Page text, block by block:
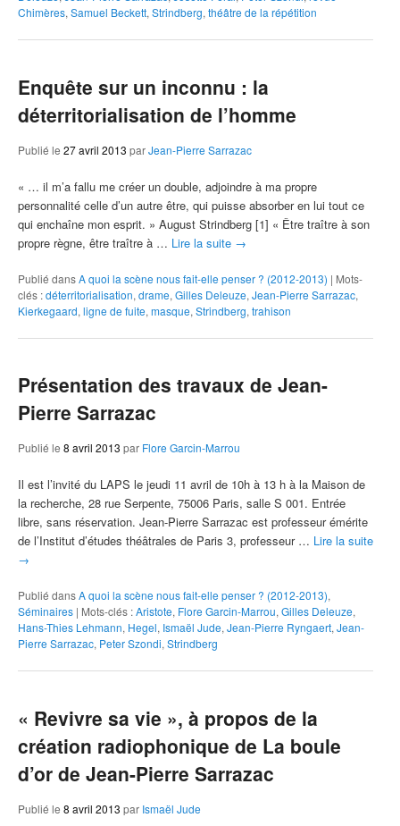
Chimères, Samuel Beckett, Strindberg, théâtre de la répétition
Enquête sur un inconnu : la
déterritorialisation de l’homme
Publié le 27 avril 2013 parJean-Pierre Sarrazac
« … il m’a fallu me créer un double, adjoindre à ma propre
personnalité celle d’un autre être, qui puisse absorber en lui tout ce
qui enchaîne mon esprit. » August Strindberg [1] « Être traître à son
propre règne, être traître à … Lire la suite →
Publié dansA quoi la scène nous fait-elle penser ? (2012-2013) | Mots-
clés :déterritorialisation, drame, Gilles Deleuze, Jean-Pierre Sarrazac,
Kierkegaard, ligne de fuite, masque, Strindberg, trahison
Présentation des travaux de Jean-
Pierre Sarrazac
Publié le 8 avril 2013 par Flore Garcin-Marrou
Il est l’invité du LAPS le jeudi 11 avril de 10h à 13 h à la Maison de
la recherche, 28 rue Serpente, 75006 Paris, salle S 001. Entrée
libre, sans réservation. Jean-Pierre Sarrazac est professeur émérite
de l’Institut d’études théâtrales de Paris 3, professeur … Lire la suite
→
Publié dansA quoi la scène nous fait-elle penser ? (2012-2013),
Séminaires | Mots-clés :Aristote, Flore Garcin-Marrou, Gilles Deleuze,
Hans-Thies Lehmann, Hegel, Ismaël Jude, Jean-Pierre Ryngaert, Jean-
Pierre Sarrazac, Peter Szondi, Strindberg
« Revivre sa vie », à propos de la
création radiophonique de La boule
d’or de Jean-Pierre Sarrazac
Publié le 8 avril 2013 par Ismaël Jude